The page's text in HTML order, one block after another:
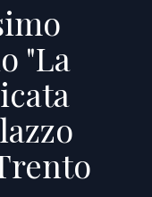
"La